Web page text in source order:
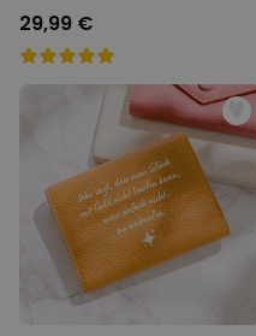
29,99 €